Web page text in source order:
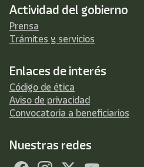
Actividad del gobierno
Prensa
Trámites y servicios
Enlaces de interés
Código de ética
Aviso de privacidad
Convocatoria a beneficiarios
Nuestras redes